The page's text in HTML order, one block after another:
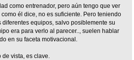
como entrenador, pero aún tengo que ver
él dice, no es suficiente. Pero teniendo
equipos, salvo posiblemente su
era para verlo al parecer.., suelen hablar
en su faceta motivacional.
de vista, es clave.